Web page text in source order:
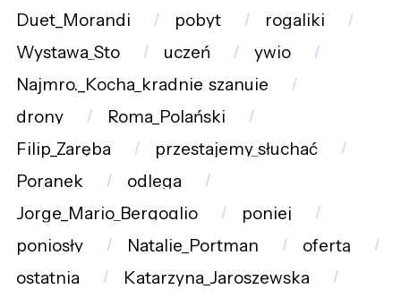
Duet_Morandi
pobyt
rogaliki
Wystawa_Sto
uczeń
ywio
Najmro._Kocha_kradnie_szanuje
drony
Roma_Polański
Filip_Zaręba
przestajemy_słuchać
Poranek
odlega
Jorge_Mario_Bergoglio
poniej
poniosły
Natalie_Portman
ofertą
ostatnia
Katarzyna_Jaroszewska